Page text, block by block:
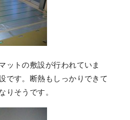
ットの敷設が行われていま
です。断熱もしっかりできて
りそうです。